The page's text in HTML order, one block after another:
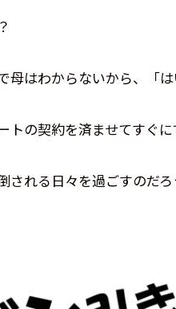
母はわからないから、「
トの契約を済ませてすぐに
される日々を過ごすのだろ